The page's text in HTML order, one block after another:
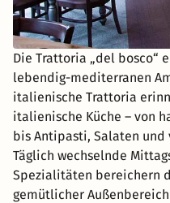
Die Trattoria „del bosco“
lebendig-mediterranen
italienische Trattoria
italienische Küche – von
bis Antipasti, Salaten und
Täglich wechselnde
Spezialitäten bereichern
gemütlicher